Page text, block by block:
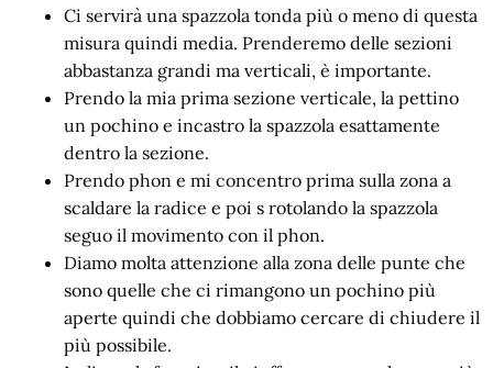
Ci servirà una spazzola tonda più o meno di questa
misura quindi media. Prenderemo delle sezioni
abbastanza grandi ma verticali, è importante.
Prendo la mia prima sezione verticale, la pettino
un pochino e incastro la spazzola esattamente
dentro la sezione.
Prendo phon e mi concentro prima sulla zona a
scaldare la radice e poi s rotolando la spazzola
seguo il movimento con il phon.
Diamo molta attenzione alla zona delle punte che
sono quelle che ci rimangono un pochino più
aperte quindi che dobbiamo cercare di chiudere il
più possibile.